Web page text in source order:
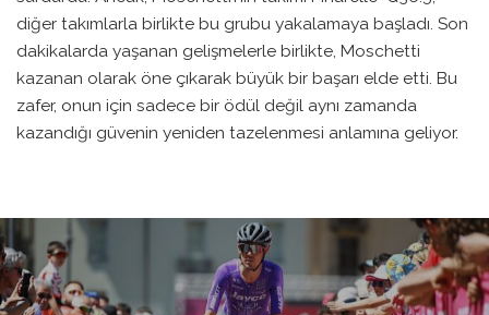
diğer takımlarla birlikte bu grubu yakalamaya başladı. Son
dakikalarda yaşanan gelişmelerle birlikte, Moschetti
kazanan olarak öne çıkarak büyük bir başarı elde etti. Bu
zafer, onun için sadece bir ödül değil aynı zamanda
kazandığı güvenin yeniden tazelenmesi anlamına geliyor.